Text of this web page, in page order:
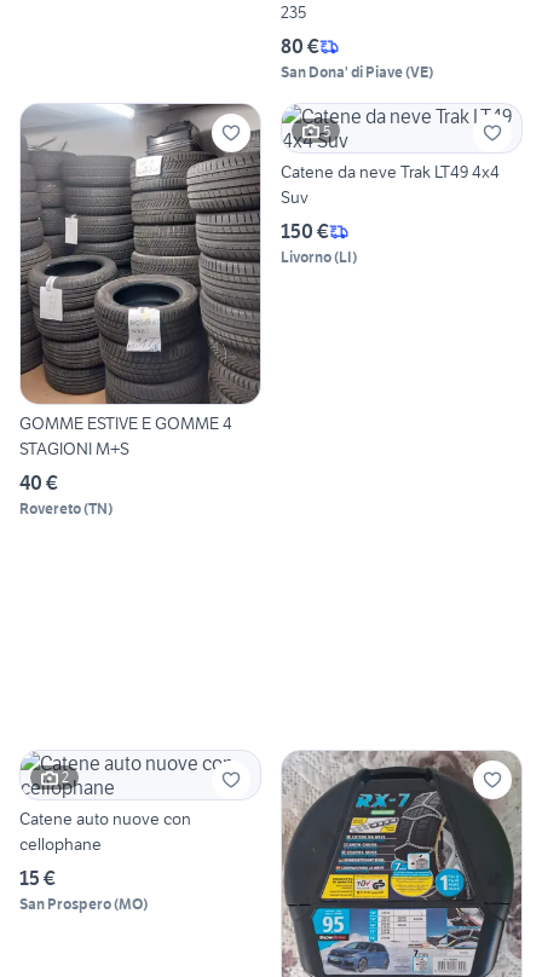
235
80 €
San Dona' di Piave(VE)
GOMME ESTIVE E GOMME 4
STAGIONI M+S
40 €
Rovereto(TN)
5
Catene da neve Trak LT49 4x4
Suv
150 €
Livorno(LI)
2
Catene auto nuove con
cellophane
15 €
San Prospero(MO)